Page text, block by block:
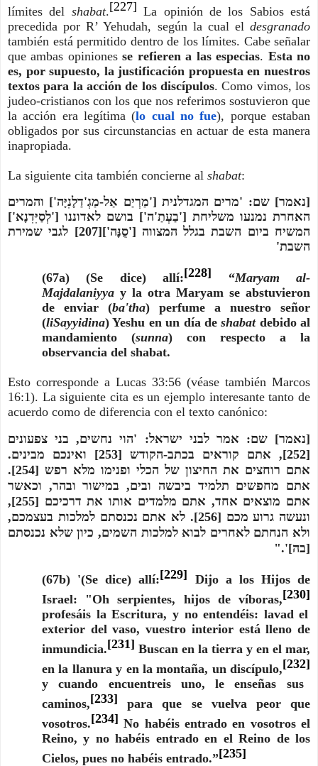
límites del shabat.[227] La opinión de los Sabios está
precedida por R’ Yehudah, según la cual el desgranado
también está permitido dentro de los límites. Cabe señalar
que ambas opinionesse refieren a las especias. Esta no
es, por supuesto, la justificación propuesta en nuestros
textos para la acción de los discípulos. Como vimos, los
judeo-cristianos con los que nos referimos sostuvieron que
la acción era legítima (lo cual no fue), porque estaban
obligados por sus circunstancias en actuar de esta manera
inapropiada.
La siguiente cita también concierne al shabat:
[נאמר] שם: 'מרים המגדלנית ['מַרְיַם אַל-מַגְ'דַלָנִיָּה'] והמרים
האחרת נמנעו משליחת ['בַעְתַ'ה'] בושם לאדוננו ['לְסַיִּדִנָא']
המשיח ביום השבת בגלל המצווה ['סֻנָּה'][207] לגבי שמירת
השבת'
(67a) (Se dice) allí:[228] “Maryam al-
Majdalaniyya y la otra Maryam se abstuvieron
de enviar (ba'tha) perfume a nuestro señor
(liSayyidina) Yeshu en un día deshabat debido al
mandamiento (sunna) con respecto a la
observancia del shabat.
Esto corresponde a Lucas 33:56 (véase también Marcos
16:1). La siguiente cita es un ejemplo interesante tanto de
acuerdo como de diferencia con el texto canónico:
[נאמר] שם: אמר לבני ישראל: 'הוי נחשים, בני צפעונים
[252], אתם קוראים בכתב-הקודש [253] ואינכם מבינים.
אתם רוחצים את החיצון של הכלי ופנימו מלא רפש [254].
אתם מחפשים תלמיד ביבשה ובים, במישור ובהר, וכאשר
אתם מוצאים אחד, אתם מלמדים אותו את דרכיכם [255],
ונעשה גרוע מכם [256]. לא אתם נכנסתם למלכות בעצמכם,
ולא הנחתם לאחרים לבוא למלכות השמים, כיון שלא נכנסתם
[בה]'."
(67b) '(Se dice) allí:[229] Dijo a los Hijos de
Israel: "Oh serpientes, hijos de víboras,[230]
profesáis la Escritura, y no entendéis: lavad el
exterior del vaso, vuestro interior está lleno de
inmundicia.[231] Buscan en la tierra y en el mar,
en la llanura y en la montaña, un discípulo,[232]
y cuando encuentreis uno, le enseñas sus
caminos,[233] para que se vuelva peor que
vosotros.[234] No habéis entrado en vosotros el
Reino, y no habéis entrado en el Reino de los
Cielos, pues no habéis entrado.”[235]